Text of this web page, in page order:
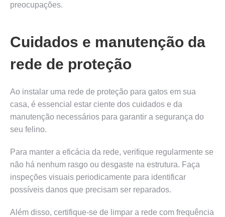
preocupações.
Cuidados e manutenção da
rede de proteção
Ao instalar uma rede de proteção para gatos em sua
casa, é essencial estar ciente dos cuidados e da
manutenção necessários para garantir a segurança do
seu felino.
Para manter a eficácia da rede, verifique regularmente se
não há nenhum rasgo ou desgaste na estrutura. Faça
inspeções visuais periodicamente para identificar
possíveis danos que precisam ser reparados.
Além disso, certifique-se de limpar a rede com frequência